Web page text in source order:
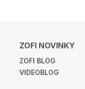
ZOFI NOVINKY
ZOFI BLOG
VIDEOBLOG